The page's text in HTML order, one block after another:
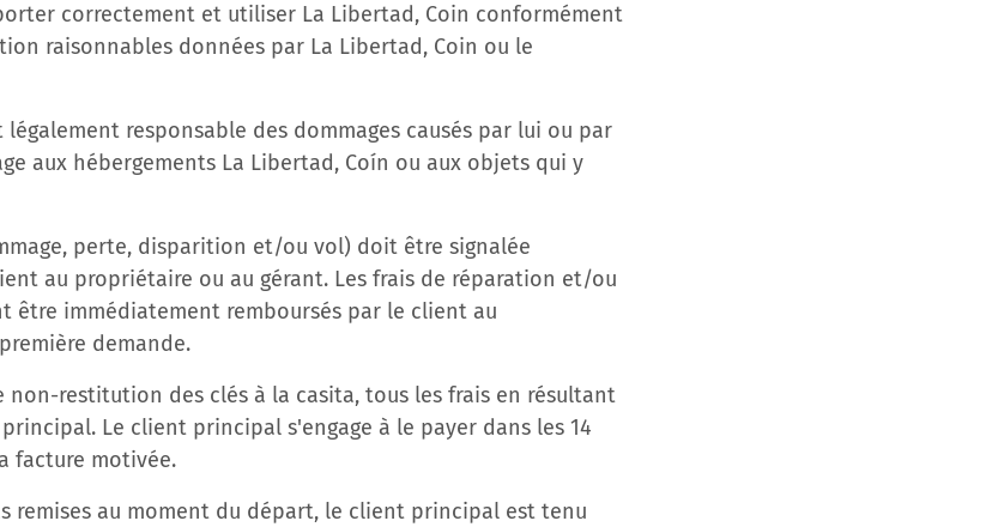
correctement et utiliser La Libertad, Coin conformément
raisonnables données par La Libertad, Coin ou le
responsable des dommages causés par lui ou par
aux hébergements La Libertad, Coín ou aux objets qui y
perte, disparition et/ou vol) doit être signalée
au propriétaire ou au gérant. Les frais de réparation et/ou
être immédiatement remboursés par le client au
demande.
non-restitution des clés à la casita, tous les frais en résultant
Le client principal s'engage à le payer dans les 14
facture motivée.
remises au moment du départ, le client principal est tenu